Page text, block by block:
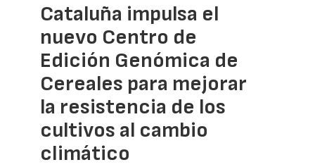
Cataluña impulsa el
nuevo Centro de
Edición Genómica de
Cereales para mejorar
la resistencia de los
cultivos al cambio
climático